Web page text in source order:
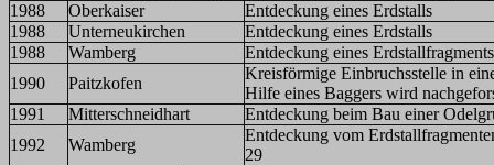
1988
Oberkaiser
Entdeckung eines Erdstalls
1988
Unterneukirchen
Entdeckung eines Erdstalls
1988
Wamberg
Entdeckung eines
1990
Paitzkofen
Kreisförmige Einbruchsstelle in
Hilfe eines Baggers wird
1991
Mitterschneidhart
Entdeckung beim Bau einer
1992
Wamberg
Entdeckung vom
29